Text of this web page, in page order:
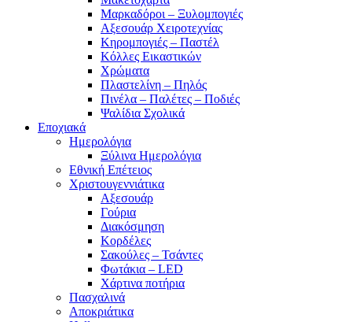
Μαρκαδόροι – Ξυλομπογιές
Αξεσουάρ Χειροτεχνίας
Κηρομπογιές – Παστέλ
Κόλλες Εικαστικών
Χρώματα
Πλαστελίνη – Πηλός
Πινέλα – Παλέτες – Ποδιές
Ψαλίδια Σχολικά
Εποχιακά
Ημερολόγια
Ξύλινα Ημερολόγια
Εθνική Επέτειος
Χριστουγεννιάτικα
Αξεσουάρ
Γούρια
Διακόσμηση
Κορδέλες
Σακούλες – Τσάντες
Φωτάκια – LED
Χάρτινα ποτήρια
Πασχαλινά
Αποκριάτικα